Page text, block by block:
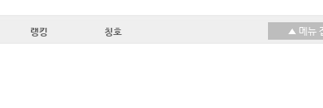
랭킹 칭호